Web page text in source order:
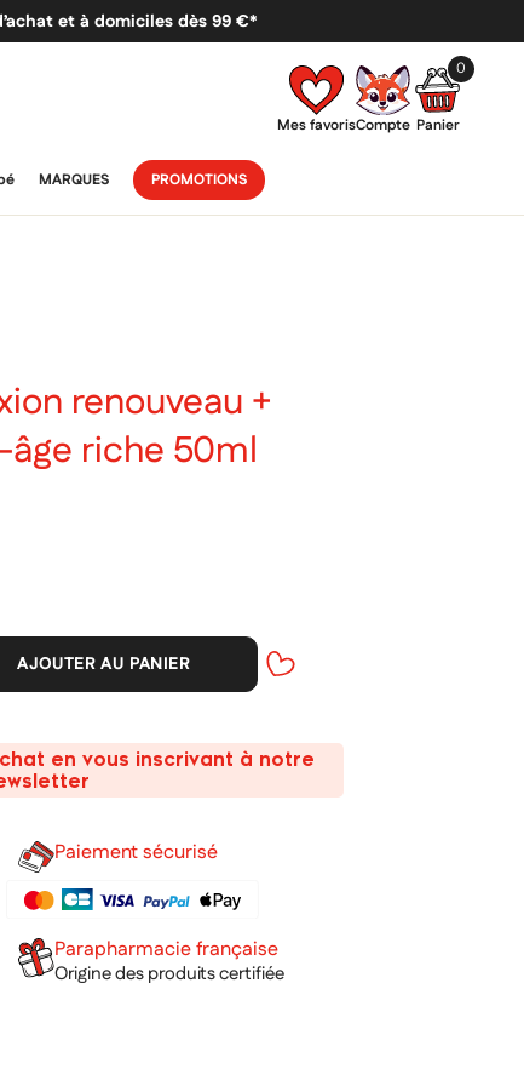
et à domiciles dès 99 €*
Mes favorisCompte
0
Panier
MARQUES PROMOTIONS
renouveau +
riche 50ml
AJOUTER AU PANIER
en vous inscrivant à notre
Paiement sécurisé
Parapharmacie française
Origine des produits certifiée